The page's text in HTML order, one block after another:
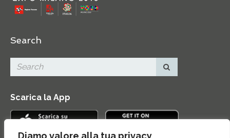
Diamo valore alla tua privacy
Search
Scarica la App